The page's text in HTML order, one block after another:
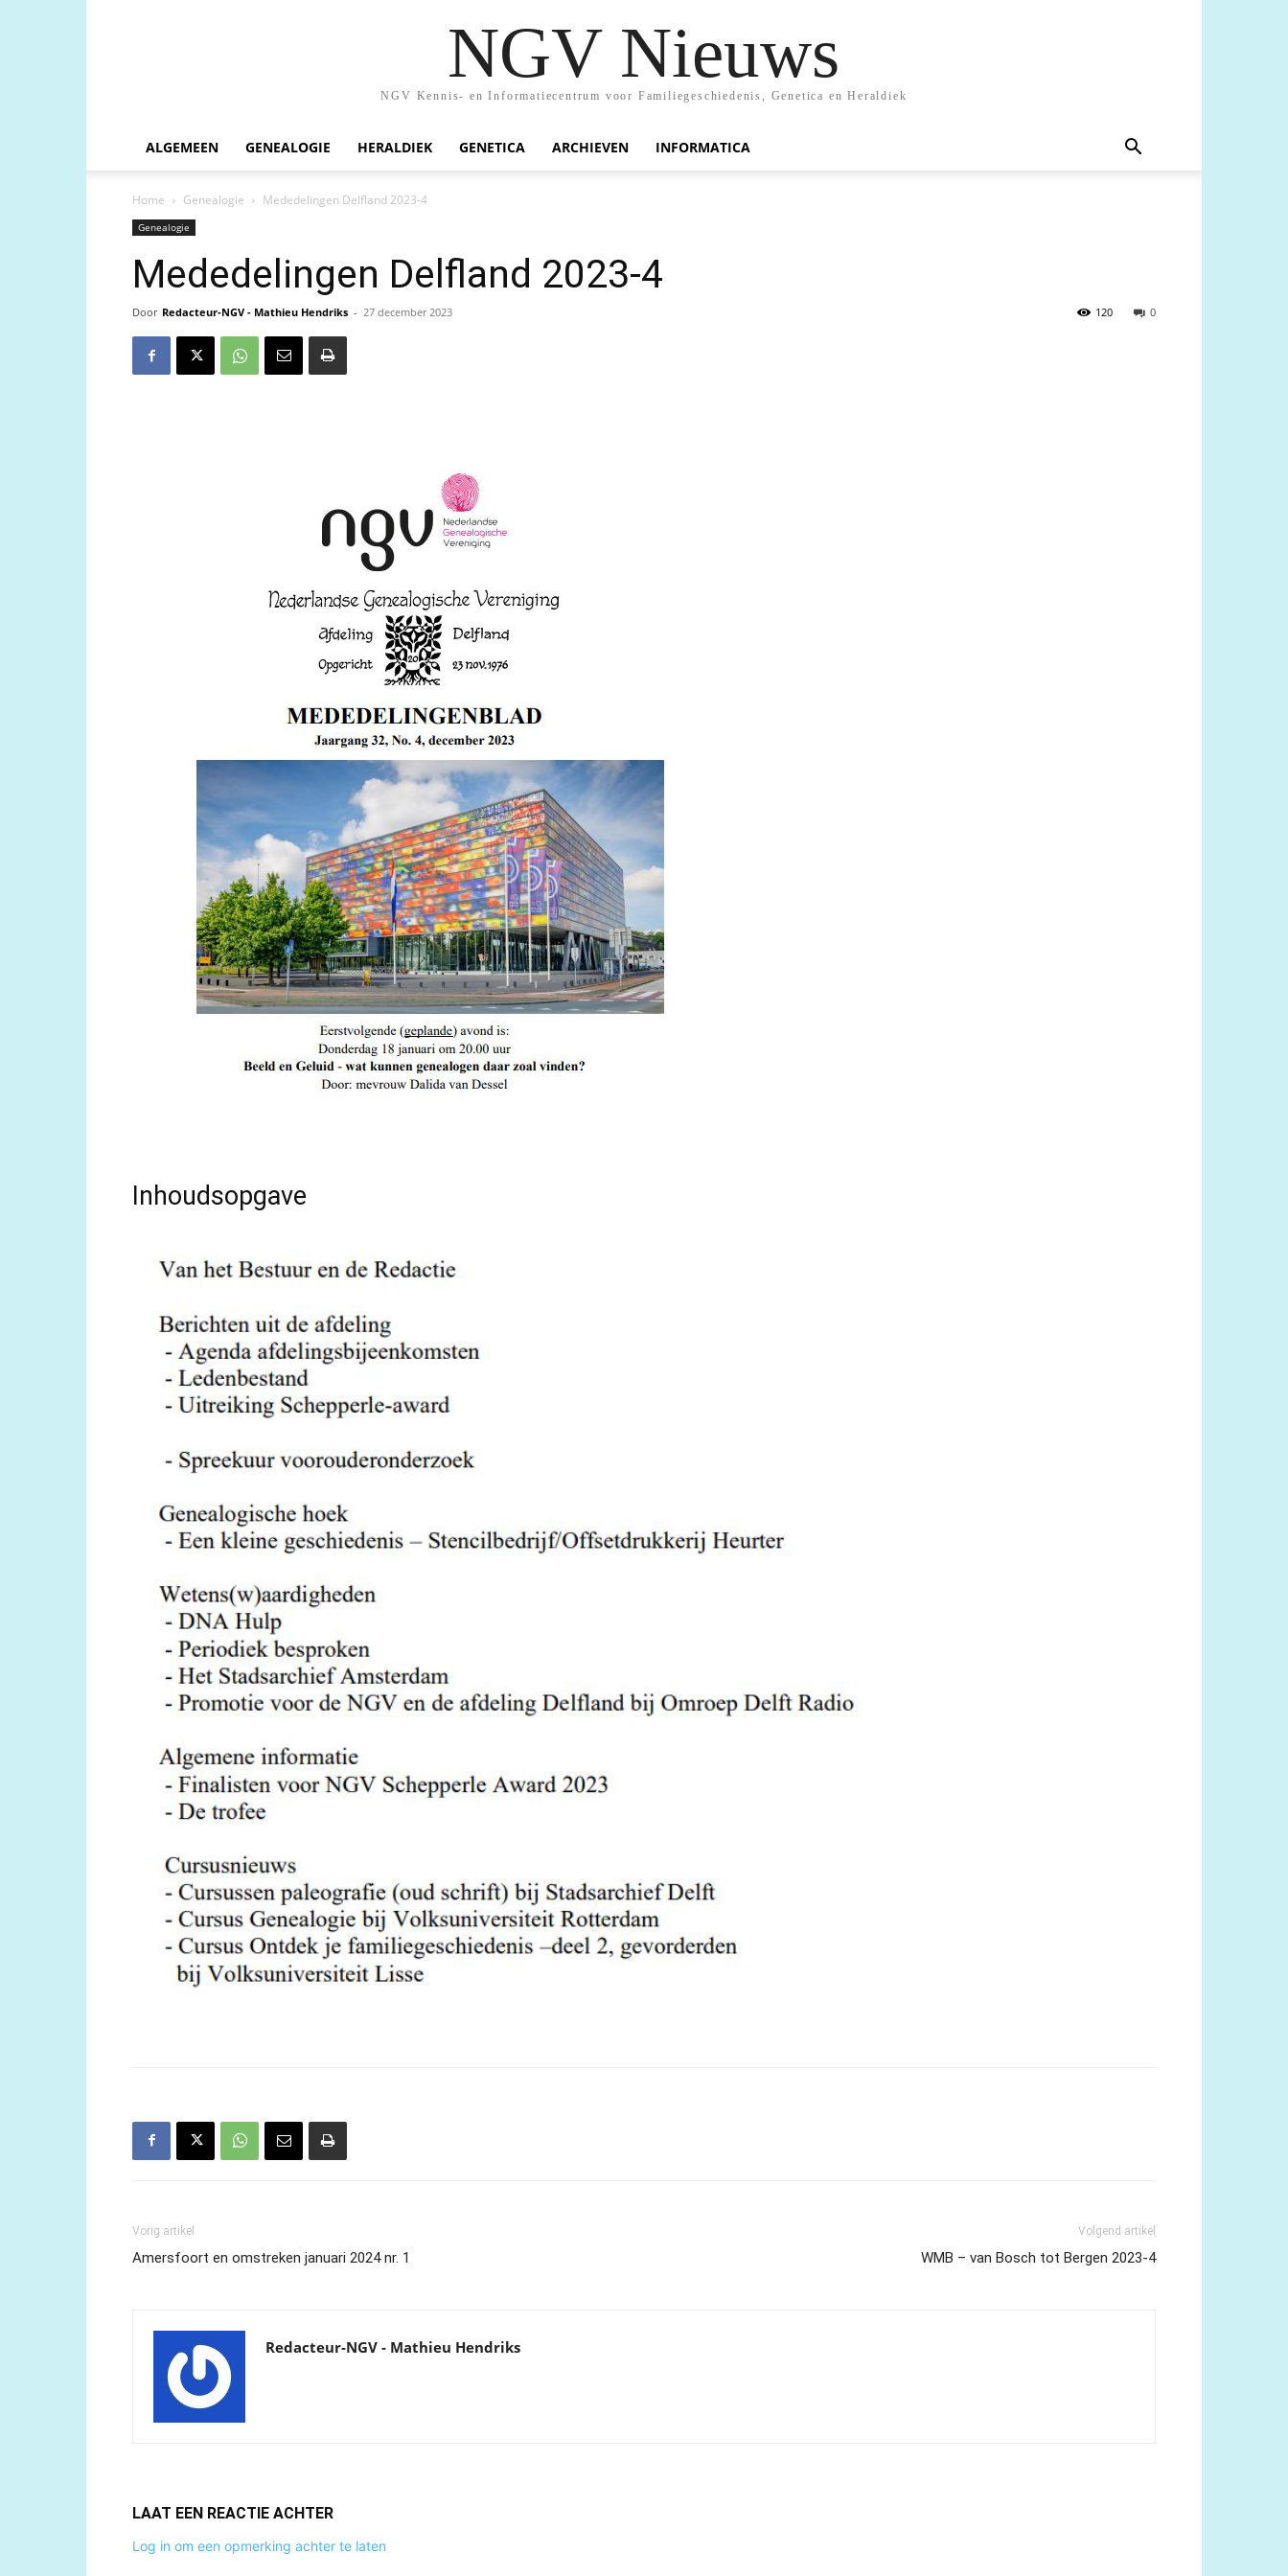
NGV Nieuws
NGV Kennis- en Informatiecentrum voor Familiegeschiedenis, Genetica en Heraldiek
ALGEMEEN GENEALOGIE HERALDIEK GENETICA ARCHIEVEN INFORMATICA
Home Genealogie Mededelingen Delfland 2023-4
Genealogie
Mededelingen Delfland 2023-4
Door Redacteur-NGV - Mathieu Hendriks - 27 december 2023 0
120
Inhoudsopgave
Vorig artikel
Amersfoort en omstreken januari 2024 nr. 1
Volgend artikel
WMB – van Bosch tot Bergen 2023-4
Redacteur-NGV - Mathieu Hendriks
LAAT EEN REACTIE ACHTER
Log in om een opmerking achter te laten